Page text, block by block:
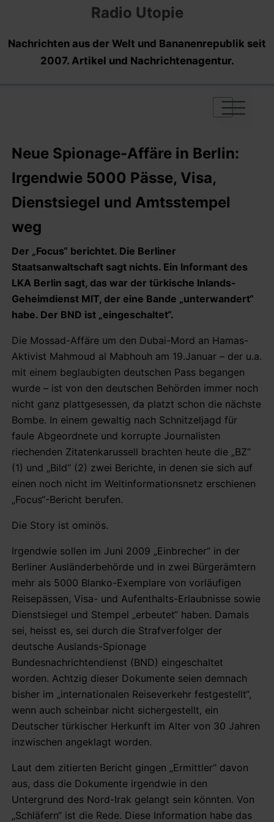
Radio Utopie
Nachrichten aus der Welt und Bananenrepublik seit
2007. Artikel und Nachrichtenagentur.
|
|
|
Neue Spionage-Affäre in Berlin:
Irgendwie 5000 Pässe, Visa,
Dienstsiegel und Amtsstempel
weg
Der „Focus“ berichtet. Die Berliner
Staatsanwaltschaft sagt nichts. Ein Informant des
LKA Berlin sagt, das war der türkische Inlands-
Geheimdienst MIT, der eine Bande „unterwandert“
habe. Der BND ist „eingeschaltet“.
Die Mossad-Affäre um den Dubai-Mord an Hamas-
Aktivist Mahmoud al Mabhouh am 19.Januar – der u.a.
mit einem beglaubigten deutschen Pass begangen
wurde – ist von den deutschen Behörden immer noch
nicht ganz plattgesessen, da platzt schon die nächste
Bombe. In einem gewaltig nach Schnitzeljagd für
faule Abgeordnete und korrupte Journalisten
riechenden Zitatenkarussell brachten heute die „BZ“
(1) und „Bild“ (2) zwei Berichte, in denen sie sich auf
einen noch nicht im Weltinformationsnetz erschienen
„Focus“-Bericht berufen.
Die Story ist ominös.
Irgendwie sollen im Juni 2009 „Einbrecher“ in der
Berliner Ausländerbehörde und in zwei Bürgerämtern
mehr als 5000 Blanko-Exemplare von vorläufigen
Reisepässen, Visa- und Aufenthalts-Erlaubnisse sowie
Dienstsiegel und Stempel „erbeutet“ haben. Damals
sei, heisst es, sei durch die Strafverfolger der
deutsche Auslands-Spionage
Bundesnachrichtendienst (BND) eingeschaltet
worden. Achtzig dieser Dokumente seien demnach
bisher im „internationalen Reiseverkehr festgestellt“,
wenn auch scheinbar nicht sichergestellt, ein
Deutscher türkischer Herkunft im Alter von 30 Jahren
inzwischen angeklagt worden.
Laut dem zitierten Bericht gingen „Ermittler“ davon
aus, dass die Dokumente irgendwie in den
Untergrund des Nord-Irak gelangt sein könnten. Von
„Schläfern“ ist die Rede. Diese Information habe das